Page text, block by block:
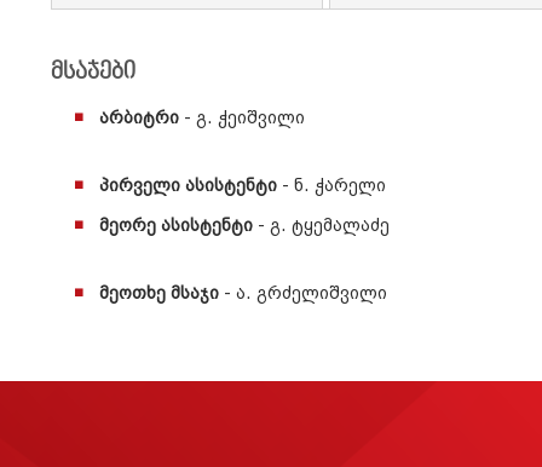
მსაჯები
არბიტრი - გ. ჭეიშვილი
პირველი ასისტენტი - ნ. ჭარელი
მეორე ასისტენტი - გ. ტყემალაძე
მეოთხე მსაჯი - ა. გრძელიშვილი